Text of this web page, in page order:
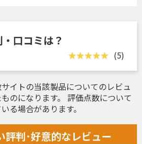
口コミは？
(5)
イトの当該製品についてのレビュ
のになります。 評価点数について
る場合があります。
評判･好意的なレビュー